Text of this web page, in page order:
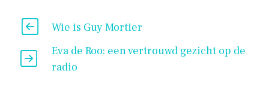
Wie is Guy Mortier
Eva de Roo: een vertrouwd gezicht op de
radio